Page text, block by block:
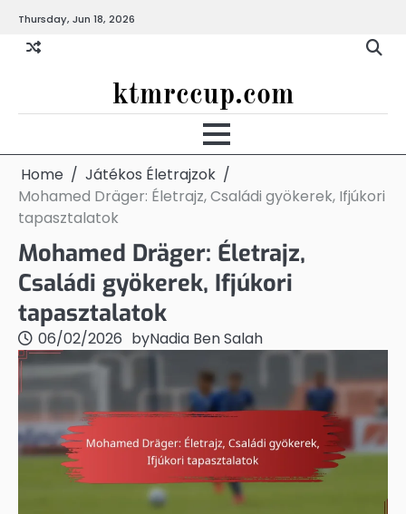
content
Thursday, Jun 18, 2026
ktmrccup.com
Home
Játékos Életrajzok
Mohamed Dräger: Életrajz, Családi gyökerek, Ifjúkori
tapasztalatok
Mohamed Dräger: Életrajz,
Családi gyökerek, Ifjúkori
tapasztalatok
06/02/2026 byNadia Ben Salah